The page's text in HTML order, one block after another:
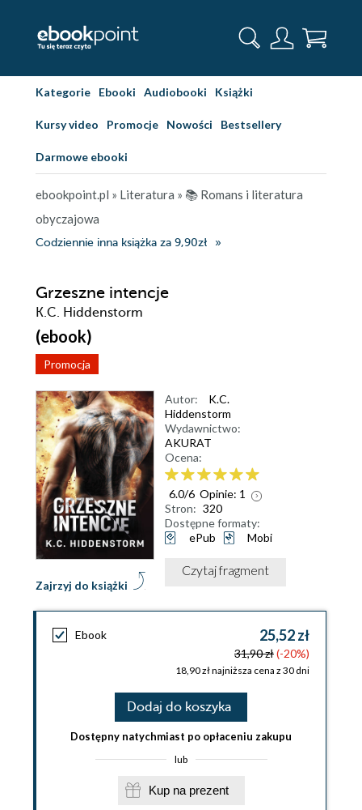
Kategorie Ebooki Audiobooki Książki
Kursy video Promocje Nowości Bestsellery
Darmowe ebooki
ebookpoint.pl » Literatura » 📚 Romans i literatura
obyczajowa
Codziennie inna książka za 9,90zł
Grzeszne intencje
K.C. Hiddenstorm
(ebook)
Promocja
Zajrzyj do książki
Autor:
K.C.
Hiddenstorm
Wydawnictwo:
AKURAT
Ocena:
6.0/6 Opinie: 1
Stron: 320
Dostępne formaty:
ePub
Mobi
Czytaj fragment
Ebook 25,52 zł
31,90 zł(-20%)
18,90 zł najniższa cena z 30 dni
Dodaj do koszyka
Dostępny natychmiast po opłaceniu zakupu
lub
Kup na prezent